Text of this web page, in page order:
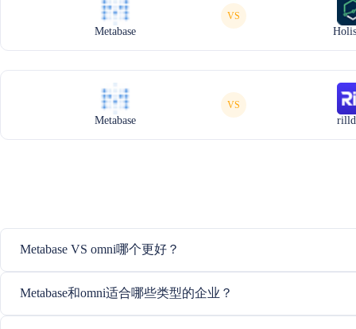
Metabase
VS
Metabase
VS
Metabase VS omni哪个更好？
Metabase和omni适合哪些类型的企业？